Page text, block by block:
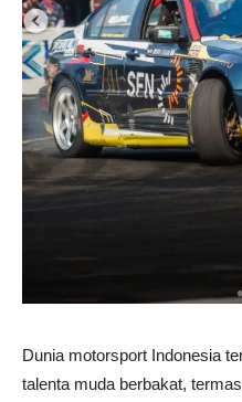
Dunia motorsport Indonesia
talenta muda berbakat,